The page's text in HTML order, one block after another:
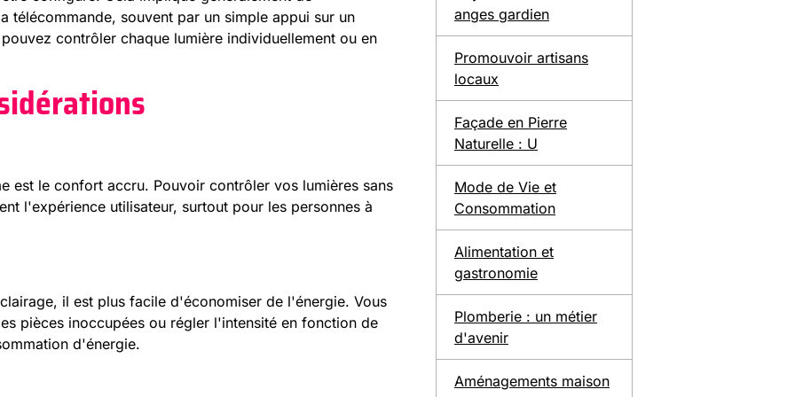
télécommande, souvent par un simple appui sur un
contrôler chaque lumière individuellement ou en
est le confort accru. Pouvoir contrôler vos lumières sans
l'expérience utilisateur, surtout pour les personnes à
il est plus facile d'économiser de l'énergie. Vous
pièces inoccupées ou régler l'intensité en fonction de
d'énergie.
anges gardien
Promouvoir artisans
locaux
Façade en Pierre
Naturelle : U
Mode de Vie et
Consommation
Alimentation et
gastronomie
Plomberie : un métier
d'avenir
Aménagements maison